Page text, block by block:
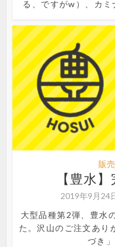
る、ですがw）、カ
販
【豊水
2019年9月24
大型品種第2弾、豊水
た。沢山のご注文あり
づき